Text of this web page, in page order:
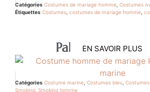
Catégories Costumes de mariage homme Costumes
Étiquettes Costumes costumes de mariage homme
Palerne bleu
EN SAVOIR PLUS
Catégories Costume marine Costumes bleu
Smoking Smoking homme